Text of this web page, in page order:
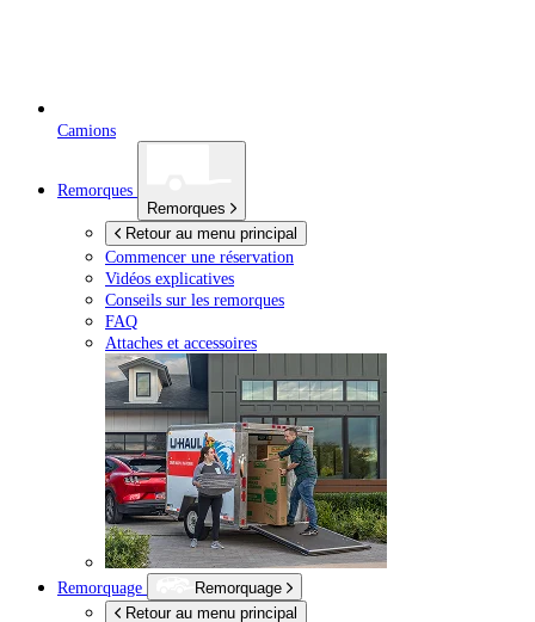
Camions
Remorques
Remorques
Retour au menu principal
Commencer une réservation
Vidéos explicatives
Conseils sur les remorques
FAQ
Attaches et accessoires
Remorquage
Remorquage
Retour au menu principal